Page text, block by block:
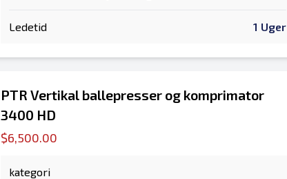
Ledetid 1 Uger
PTR Vertikal ballepresser og komprimator
3400 HD
$6,500.00
kategori